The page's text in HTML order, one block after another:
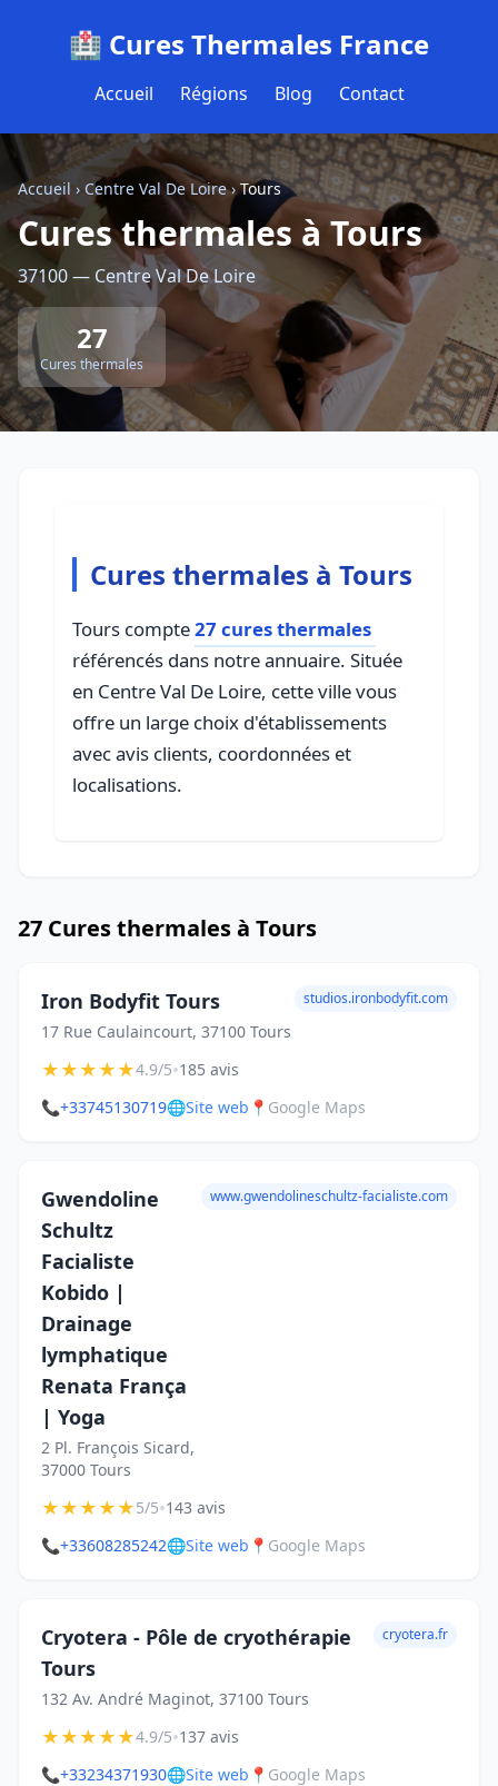
🏥 Cures Thermales France
Accueil Régions Blog Contact
Accueil› Centre Val De Loire›Tours
Cures thermales à Tours
37100 — Centre Val De Loire
27
Cures thermales
Cures thermales à Tours
Tours compte27 cures thermales
référencés dans notre annuaire. Située
en Centre Val De Loire, cette ville vous
offre un large choix d'établissements
avec avis clients, coordonnées et
localisations.
27 Cures thermales à Tours
Iron Bodyfit Tours
17 Rue Caulaincourt, 37100 Tours
studios.ironbodyfit.com
★★★★★4.9/5•185 avis
📞+33745130719🌐Site web 📍 Google Maps
Gwendoline
Schultz
Facialiste
Kobido |
Drainage
lymphatique
Renata França
| Yoga
2 Pl. François Sicard,
37000 Tours
www.gwendolineschultz-facialiste.com
★★★★★5/5•143 avis
📞+33608285242🌐Site web 📍 Google Maps
Cryotera - Pôle de cryothérapie
Tours
132 Av. André Maginot, 37100 Tours
cryotera.fr
★★★★★4.9/5•137 avis
📞+33234371930🌐Site web 📍 Google Maps